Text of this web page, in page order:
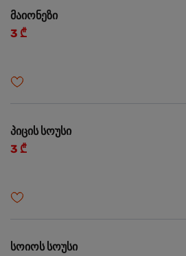
მაიონეზი
3 ₾
პიცის სოუსი
3 ₾
სოიოს სოუსი